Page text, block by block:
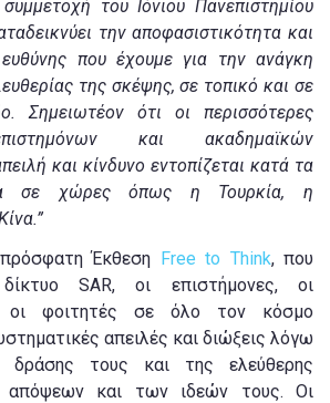
του Ιόνιου Πανεπιστημίου
την αποφασιστικότητα και
που έχουμε για την ανάγκη
της σκέψης, σε τοπικό και σε
Σημειωτέον ότι οι περισσότερες
και ακαδημαϊκών
και κίνδυνο εντοπίζεται κατά τα
σε χώρες όπως η Τουρκία, η
Έκθεση Free to Think, που
SAR, οι επιστήμονες, οι
οι φοιτητές σε όλο τον κόσμο
απειλές και διώξεις λόγω
δράσης τους και της ελεύθερης
απόψεων και των ιδεών τους. Οι